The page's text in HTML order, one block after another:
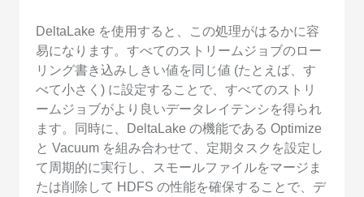
DeltaLake を使用すると、この処理がはるかに容
易になります。すべてのストリームジョブのロー
リング書き込みしきい値を同じ値 (たとえば、す
べて小さく) に設定することで、すべてのストリ
ームジョブがより良いデータレイテンシを得られ
ます。同時に、DeltaLake の機能である Optimize
と Vacuum を組み合わせて、定期タスクを設定し
て周期的に実行し、スモールファイルをマージま
たは削除して HDFS の性能を確保することで、デ